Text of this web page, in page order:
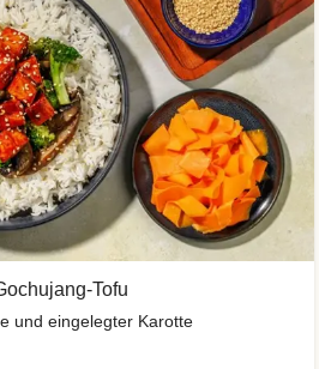
Tofu
und eingelegter Karotte